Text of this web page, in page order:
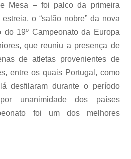
Mesa – foi palco da primeira
o “salão nobre” da nova
do 19º Campeonato da Europa
que reuniu a presença de
de atletas provenientes de
entre os quais Portugal, como
desfilaram durante o período
unanimidade dos países
foi um dos melhores